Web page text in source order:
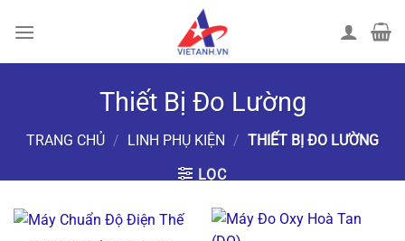
đến
Thiết Bị Đo Lường
TRANG CHỦ / LINH PHỤ KIỆN / THIẾT BỊ ĐO LƯỜNG
LỌC